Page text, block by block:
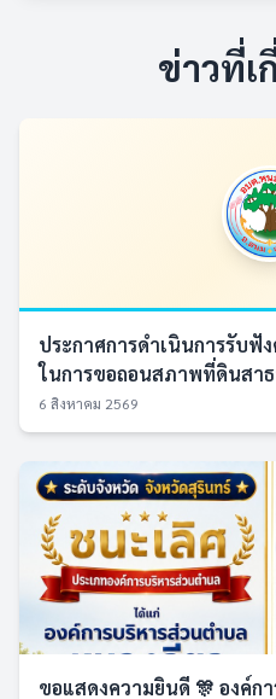
ข่าวที่เ
ประกาศการดำเนินการรับฟั
ในการขอถอนสภาพที่ดินสา
6 สิงหาคม 2569
ขอแสดงความยินดี 🎊 องค์ก